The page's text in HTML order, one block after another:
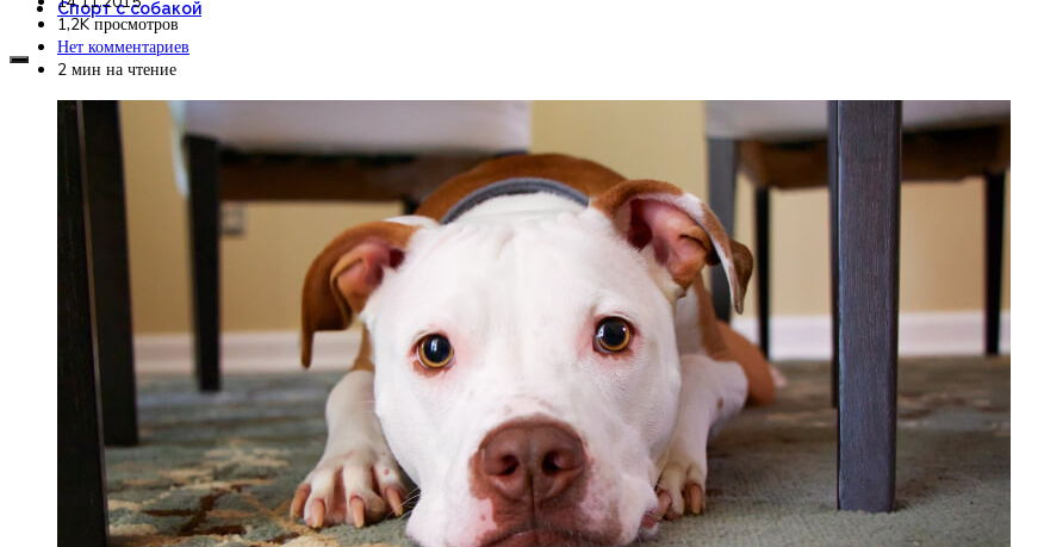
Спорт с собакой
1,2K просмотров
Нет комментариев
2 мин на чтение